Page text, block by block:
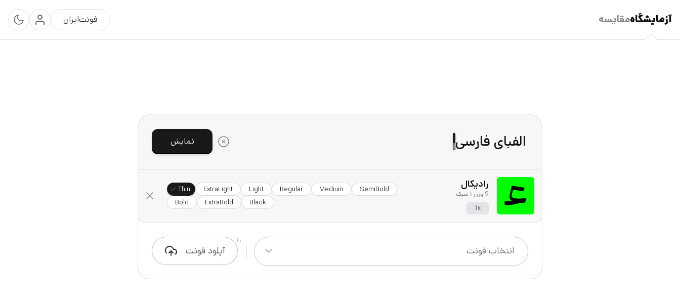
آزمایشگاهمقایسه فونت‌ایران
رادیکال
9 وزن ۱ سبک
1x
Thin ExtraLight Light Regular Medium
SemiBold
Bold
ExtraBold Black
آپلود فونت
نمایش